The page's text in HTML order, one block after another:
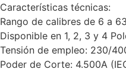
Características técnicas:
Rango de calibres de 6 a
Disponible en 1, 2, 3 y 4
Tensión de empleo: 230/
Poder de Corte: 4.500A